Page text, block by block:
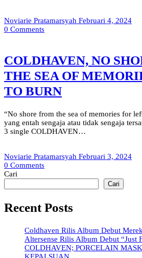
Noviarie Pratamarsyah Februari 4, 2024
0 Comments
COLDHAVEN, NO
THE SEA OF
TO BURN
“No shore from the sea of memories for
yang entah sengaja atau tidak sengaja
3 single COLDHAVEN…
Noviarie Pratamarsyah Februari 3, 2024
0 Comments
Cari
Cari
Recent Posts
Coldhaven Rilis Album Debut
Altersense Rilis Album Debut “Just
COLDHAVEN; PORCELAIN
KEPALSUAN